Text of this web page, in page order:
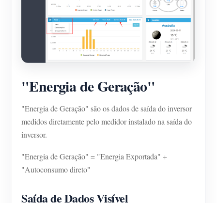
"Energia de Geração"
"Energia de Geração" são os dados de saída do inversor
medidos diretamente pelo medidor instalado na saída do
inversor.
"Energia de Geração" = "Energia Exportada" +
"Autoconsumo direto"
Saída de Dados Visível